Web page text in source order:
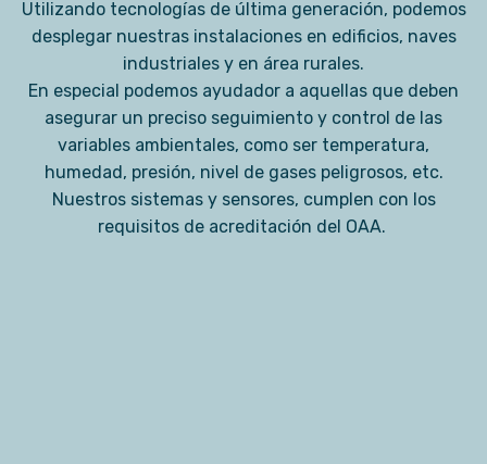
Utilizando tecnologías de última generación, podemos
desplegar nuestras instalaciones en edificios, naves
industriales y en área rurales.
En especial podemos ayudador a aquellas que deben
asegurar un preciso seguimiento y control de las
variables ambientales, como ser temperatura,
humedad, presión, nivel de gases peligrosos, etc.
Nuestros sistemas y sensores, cumplen con los
requisitos de acreditación del OAA.